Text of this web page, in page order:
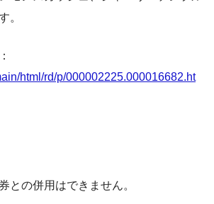
。
html/rd/p/000002225.000016682.ht
との併用はできません。